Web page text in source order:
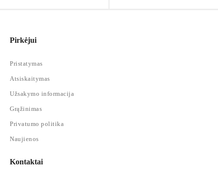
Pirkėjui
Pristatymas
Atsiskaitymas
Užsakymo informacija
Grąžinimas
Privatumo politika
Naujienos
Kontaktai